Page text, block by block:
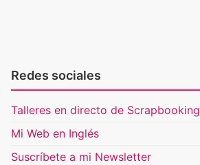
Redes sociales
Talleres en directo de Scrapbooking
Mi Web en Inglés
Suscríbete a mi Newsletter